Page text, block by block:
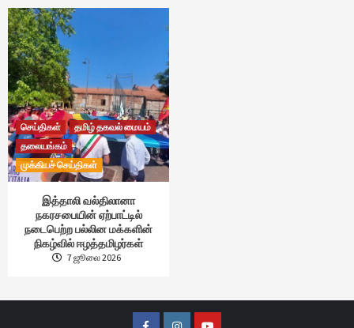
செய்திகள்
தமிழ் தகவல் மையம்
தலையங்கம்
முக்கியச் செய்திகள்
இத்தாலி வல்திலானா
நகரசபையின் ஏற்பாட்டில்
நடைபெற்ற பல்லின மக்களின்
நிகழ்வில் ஈழத்தமிழர்கள்
7 ஜூலை 2026
FacebookInstagramYoutube